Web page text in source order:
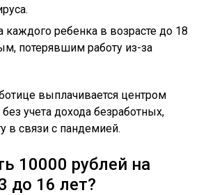
каждого ребенка в возрасте до 18
потерявшим работу из-за
выплачивается центром
учета дохода безработных,
в связи с пандемией.
10000 рублей на
до 16 лет?